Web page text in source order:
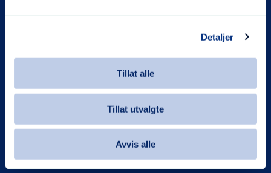
Detaljer
Tillat alle
Tillat utvalgte
Avvis alle
Information in English, Blue Cross Oslo West clinic
Kontakt
940 15 245